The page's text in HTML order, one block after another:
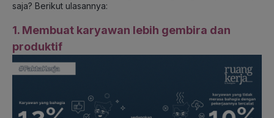
saja? Berikut ulasannya:
1. Membuat karyawan lebih gembira dan
produktif